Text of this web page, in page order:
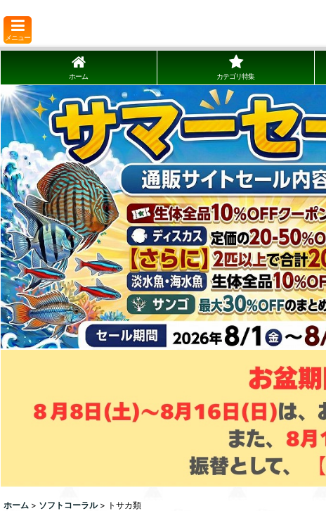
メニュー
ホーム カテゴリ特集
ホーム > ソフトコーラル > トサカ類